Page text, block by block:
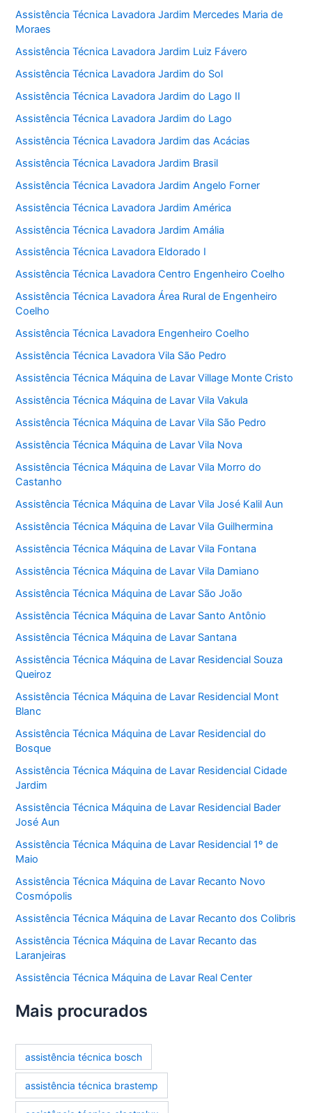
Assistência Técnica Lavadora Jardim Mercedes Maria de
Moraes
Assistência Técnica Lavadora Jardim Luiz Fávero
Assistência Técnica Lavadora Jardim do Sol
Assistência Técnica Lavadora Jardim do Lago II
Assistência Técnica Lavadora Jardim do Lago
Assistência Técnica Lavadora Jardim das Acácias
Assistência Técnica Lavadora Jardim Brasil
Assistência Técnica Lavadora Jardim Angelo Forner
Assistência Técnica Lavadora Jardim América
Assistência Técnica Lavadora Jardim Amália
Assistência Técnica Lavadora Eldorado I
Assistência Técnica Lavadora Centro Engenheiro Coelho
Assistência Técnica Lavadora Área Rural de Engenheiro
Coelho
Assistência Técnica Lavadora Engenheiro Coelho
Assistência Técnica Lavadora Vila São Pedro
Assistência Técnica Máquina de Lavar Village Monte Cristo
Assistência Técnica Máquina de Lavar Vila Vakula
Assistência Técnica Máquina de Lavar Vila São Pedro
Assistência Técnica Máquina de Lavar Vila Nova
Assistência Técnica Máquina de Lavar Vila Morro do
Castanho
Assistência Técnica Máquina de Lavar Vila José Kalil Aun
Assistência Técnica Máquina de Lavar Vila Guilhermina
Assistência Técnica Máquina de Lavar Vila Fontana
Assistência Técnica Máquina de Lavar Vila Damiano
Assistência Técnica Máquina de Lavar São João
Assistência Técnica Máquina de Lavar Santo Antônio
Assistência Técnica Máquina de Lavar Santana
Assistência Técnica Máquina de Lavar Residencial Souza
Queiroz
Assistência Técnica Máquina de Lavar Residencial Mont
Blanc
Assistência Técnica Máquina de Lavar Residencial do
Bosque
Assistência Técnica Máquina de Lavar Residencial Cidade
Jardim
Assistência Técnica Máquina de Lavar Residencial Bader
José Aun
Assistência Técnica Máquina de Lavar Residencial 1º de
Maio
Assistência Técnica Máquina de Lavar Recanto Novo
Cosmópolis
Assistência Técnica Máquina de Lavar Recanto dos Colibris
Assistência Técnica Máquina de Lavar Recanto das
Laranjeiras
Assistência Técnica Máquina de Lavar Real Center
Mais procurados
assistência técnica bosch
assistência técnica brastemp